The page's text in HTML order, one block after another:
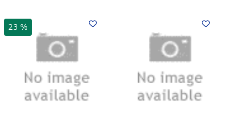
23 %